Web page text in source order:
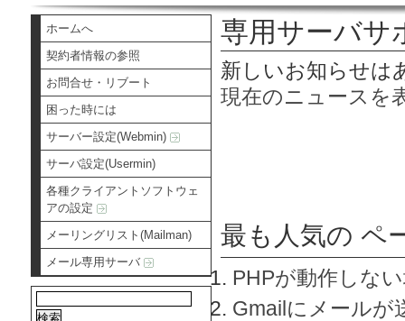
ホームへ
契約者情報の参照
お問合せ・リブート
困った時には
サーバー設定(Webmin)
サーバ設定(Usermin)
各種クライアントソフトウェ
アの設定
メーリングリスト(Mailman)
メール専用サーバ
専用サーバサ
新しいお知らせは
現在のニュースを
最も人気の ペ
PHPが動作しな
Gmailにメールが